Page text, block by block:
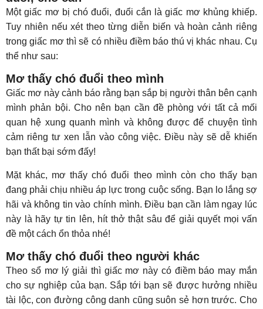
Một giấc mơ bị chó đuổi, đuổi cắn là giấc mơ khủng khiếp.
Tuy nhiên nếu xét theo từng diễn biến và hoàn cảnh riêng
trong giấc mơ thì sẽ có nhiều điềm báo thú vị khác nhau. Cụ
thể như sau:
Mơ thấy chó đuổi theo mình
Giấc mơ này cảnh báo rằng bạn sắp bị người thân bên cạnh
mình phản bội. Cho nên bạn cần đề phòng với tất cả mối
quan hệ xung quanh mình và không được để chuyện tình
cảm riêng tư xen lẫn vào công việc. Điều này sẽ dễ khiến
bạn thất bại sớm đấy!
Mặt khác, mơ thấy chó đuổi theo mình còn cho thấy bạn
đang phải chịu nhiều áp lực trong cuộc sống. Bạn lo lắng sợ
hãi và không tin vào chính mình. Điều bạn cần làm ngay lúc
này là hãy tự tin lên, hít thở thật sâu để giải quyết mọi vấn
đề một cách ổn thỏa nhé!
Mơ thấy chó đuổi theo người khác
Theo sổ mơ lý giải thì giấc mơ này có điềm báo may mắn
cho sự nghiệp của bạn. Sắp tới bạn sẽ được hưởng nhiều
tài lộc, con đường công danh cũng suôn sẻ hơn trước. Cho